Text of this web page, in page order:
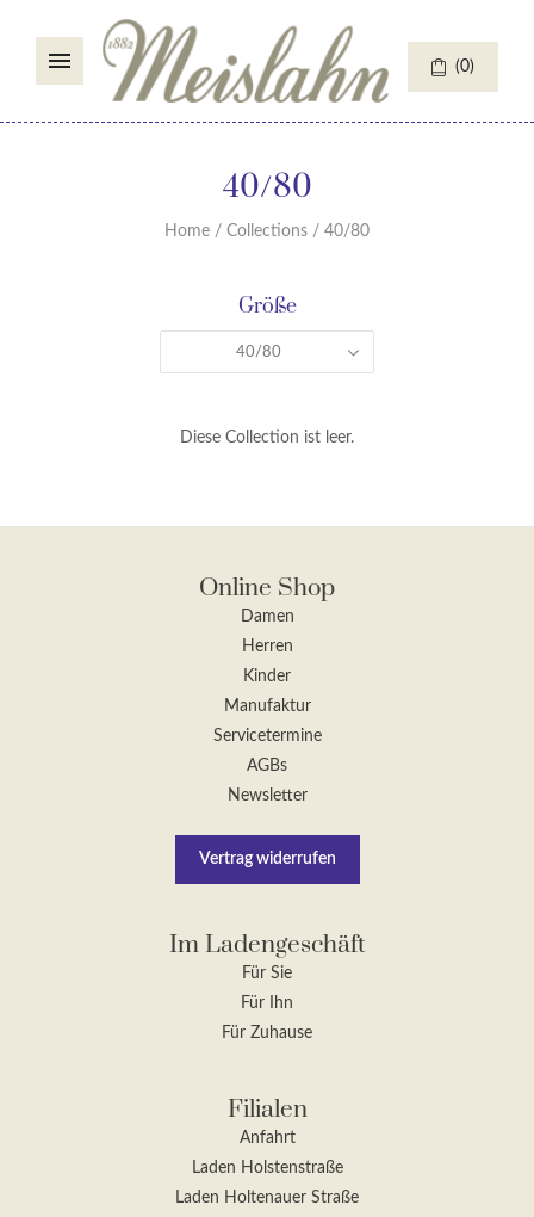
(0)
40/80
Home / Collections / 40/80
Größe
40/80
Diese Collection ist leer.
Online Shop
Damen
Herren
Kinder
Manufaktur
Servicetermine
AGBs
Newsletter
Vertrag widerrufen
Im Ladengeschäft
Für Sie
Für Ihn
Für Zuhause
Filialen
Anfahrt
Laden Holstenstraße
Laden Holtenauer Straße